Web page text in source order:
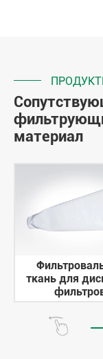
материал
ткань для